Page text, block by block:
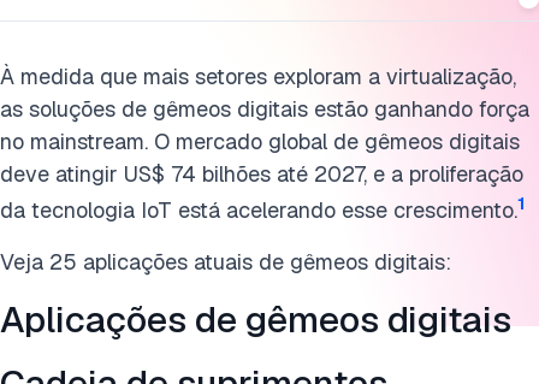
À medida que mais setores exploram a virtualização,
as soluções de gêmeos digitais estão ganhando força
no mainstream. O mercado global de gêmeos digitais
deve atingir US$ 74 bilhões até 2027, e a proliferação
da tecnologia IoT está acelerando esse crescimento.1
Veja 25 aplicações atuais de gêmeos digitais:
Aplicações de gêmeos digitais
Arquitetura
Energia e serviços públicos
Defesa
O que é um gêmeo digital?
Quais são os benefícios dos gêmeos digitais?